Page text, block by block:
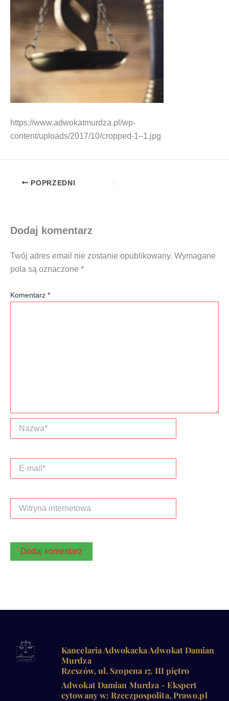
https://www.adwokatmurdza.pl/wp-
content/uploads/2017/10/cropped‑1–1.jpg
POPRZEDNI
Dodaj komentarz
Twój adres email nie zostanie opublikowany. Wymagane
pola są oznaczone *
Komentarz *
mail*
internetowa
Kancelaria Adwokacka Adwokat Damian
Murdza
Rzeszów, ul. Szopena 17, III piętro
Adwokat Damian Murdza - Ekspert
cytowany w: Rzeczpospolita, Prawo.pl